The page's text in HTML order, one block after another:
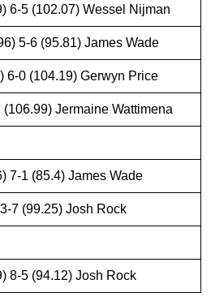
6-5 (102.07) Wessel Nijman
5-6 (95.81) James Wade
6-0 (104.19) Gerwyn Price
Jermaine Wattimena
7-1 (85.4) James Wade
7 (99.25) Josh Rock
8-5 (94.12) Josh Rock